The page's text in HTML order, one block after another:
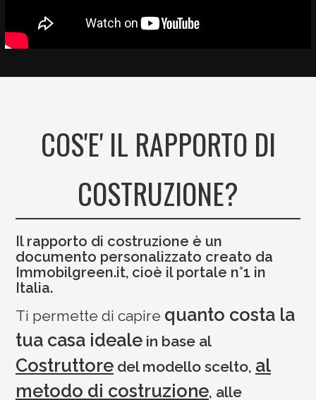
COS'E' IL RAPPORTO DI
COSTRUZIONE?
Il rapporto di costruzione è un
documento personalizzato creato da
Immobilgreen.it, cioè il portale n°1 in
Italia.
Ti permette di capire quanto costa la
tua casa ideale in base al
Costruttore del modello scelto, al
metodo di costruzione, alle